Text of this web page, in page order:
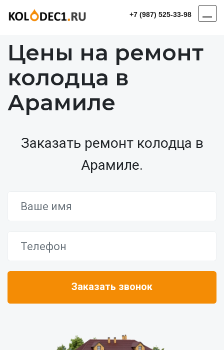
+7 (987) 525-33-98
Цены на ремонт
колодца в
Арамиле
Заказать ремонт колодца в
Арамиле.